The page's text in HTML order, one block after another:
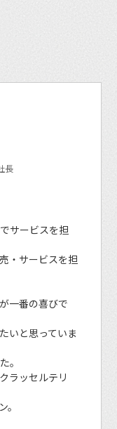
長
サービスを担
・サービスを担
一番の喜びで
いと思っていま
。
ラッセルテリ